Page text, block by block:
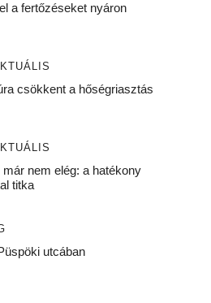
a fertőzéseket nyáron
csökkent a hőségriasztás
nem elég: a hatékony
titka
utcában